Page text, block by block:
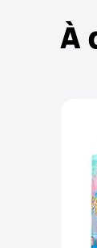
À